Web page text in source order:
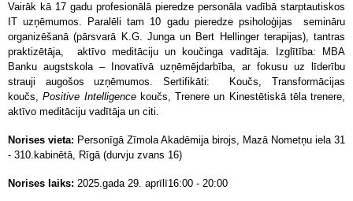
Vairāk kā 17 gadu profesionālā pieredze personāla vadībā starptautiskos
IT uzņēmumos. Paralēli tam 10 gadu pieredze psiholoģijas semināru
organizēšanā (pārsvarā K.G. Junga un Bert Hellinger terapijas), tantras
praktizētāja, aktīvo meditāciju un koučinga vadītāja. Izglītība: MBA
Banku augstskola – Inovatīvā uzņēmējdarbība, ar fokusu uz līderību
strauji augošos uzņēmumos. Sertifikāti: Koučs, Transformācijas
koučs,Positive Intelligencekoučs, Trenere un Kinestētiskā tēla trenere,
aktīvo meditāciju vadītāja un citi.
Norises vieta: Personīgā Zīmola Akadēmija birojs, Mazā Nometņu iela 31
- 310.kabinētā, Rīgā (durvju zvans 16)
Norises laiks: 2025.gada 29. aprīlī16:00 - 20:00